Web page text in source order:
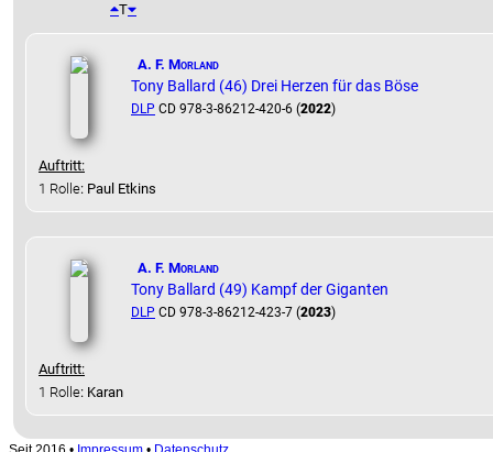
T
A. F. Morland
Tony Ballard (46) Drei Herzen für das Böse
DLP CD 978-3-86212-420-6 (2022)
Auftritt:
1 Rolle: Paul Etkins
A. F. Morland
Tony Ballard (49) Kampf der Giganten
DLP CD 978-3-86212-423-7 (2023)
Auftritt:
1 Rolle: Karan